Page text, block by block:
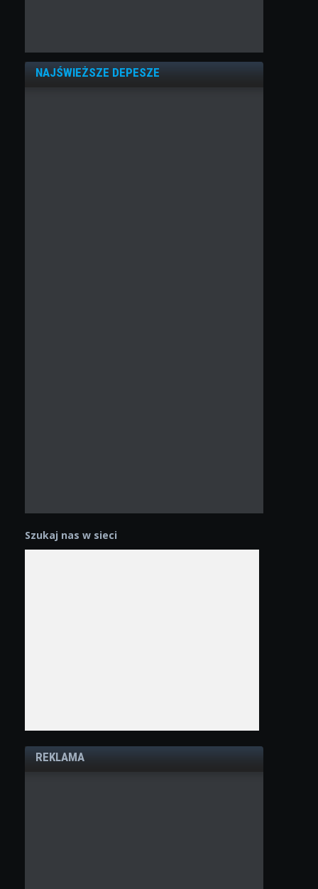
NAJŚWIEŻSZE DEPESZE
Szukaj nas w sieci
REKLAMA